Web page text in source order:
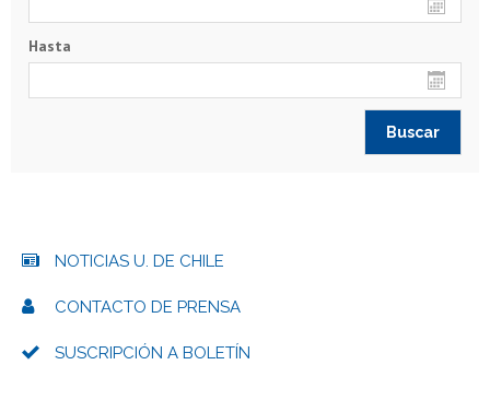
Hasta
NOTICIAS U. DE CHILE
CONTACTO DE PRENSA
SUSCRIPCIÓN A BOLETÍN